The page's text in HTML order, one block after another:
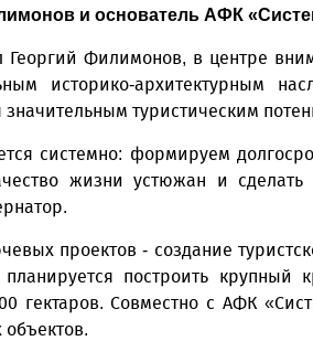
и основатель АФК
Георгий Филимонов, в центре
историко-архитектурным
туристическим
системно: формируем
жизни устюжан и
проектов - создание
построить крупный
гектаров. Совместно с АФК
объектов.